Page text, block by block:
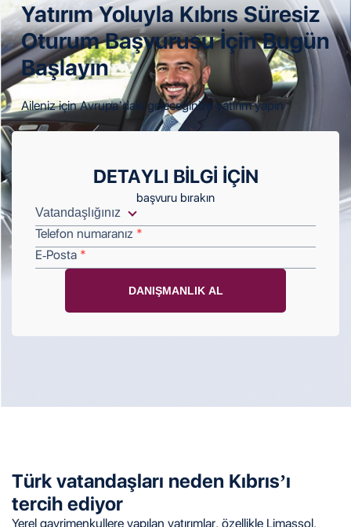
Yatırım Yoluyla KıbrısSüresiz
Oturum Başvurusuİçin Bugün
Başlayın
Aileniz için Avrupa’daki geleceğinize yatırım yapın
DETAYLI BILGI IÇIN
başvuru bırakın
Telefon numaranız
E-Posta
Türk vatandaşları neden Kıbrıs’ı
tercih ediyor
Yerel gayrimenkullere yapılan yatırımlar, özellikle Limassol,